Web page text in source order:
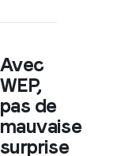
Avec
WEP,
pas de
mauvaise
surprise